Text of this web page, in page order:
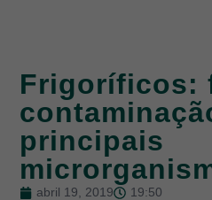
Frigoríficos:
principais
abril 19, 2019 19:50